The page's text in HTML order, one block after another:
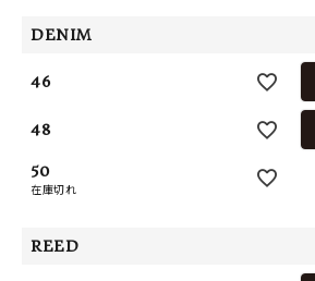
DENIM
46
48
50
在庫切れ
REED